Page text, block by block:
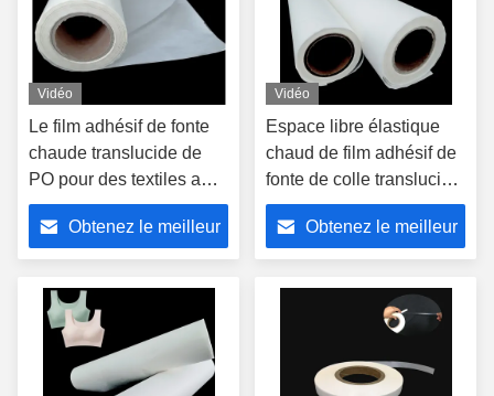
Vidéo
Le film adhésif de fonte
chaude translucide de
PO pour des textiles a
brodé des insignes
Obtenez le meilleur
Vidéo
Espace libre élastique
chaud de film adhésif de
fonte de colle translucide
pour les sous-vêtements
sans couture
Obtenez le meilleur